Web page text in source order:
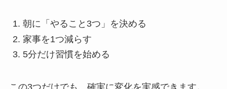
朝に「やること3つ」を決める
家事を1つ減らす
5分だけ習慣を始める